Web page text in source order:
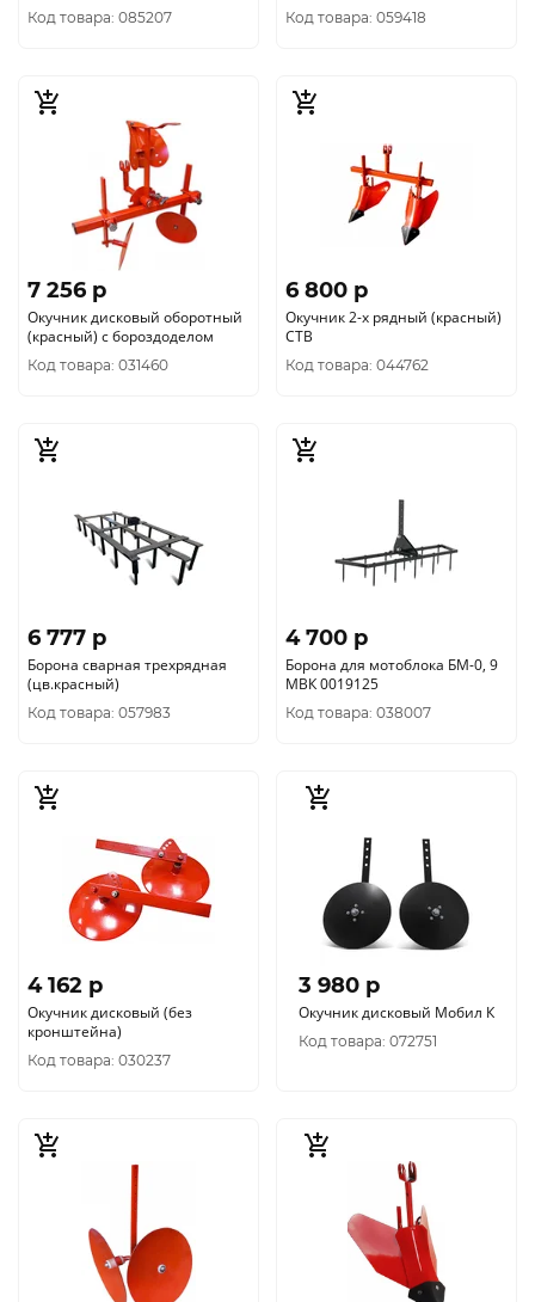
Код товара: 085207 Код товара: 059418
7 256 p
Окучник дисковый оборотный
(красный) с бороздоделом
Код товара: 031460
6 800 p
Окучник 2-х рядный (красный)
СТВ
Код товара: 044762
6 777 p
Борона сварная трехрядная
(цв.красный)
Код товара: 057983
4 700 p
Борона для мотоблока БМ-0, 9
МВК 0019125
Код товара: 038007
4 162 p
Окучник дисковый (без
кронштейна)
Код товара: 030237
3 980 p
Окучник дисковый Мобил К
Код товара: 072751